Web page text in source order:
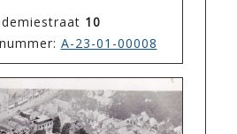
10
A-23-01-00008